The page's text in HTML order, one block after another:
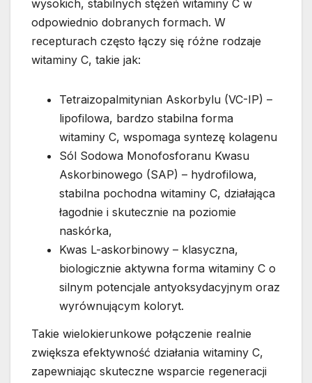
wysokich, stabilnych stężeń witaminy C w
odpowiednio dobranych formach. W
recepturach często łączy się różne rodzaje
witaminy C, takie jak:
Tetraizopalmitynian Askorbylu (VC-IP) –
lipofilowa, bardzo stabilna forma
witaminy C, wspomaga syntezę kolagenu
Sól Sodowa Monofosforanu Kwasu
Askorbinowego (SAP) – hydrofilowa,
stabilna pochodna witaminy C, działająca
łagodnie i skutecznie na poziomie
naskórka,
Kwas L-askorbinowy – klasyczna,
biologicznie aktywna forma witaminy C o
silnym potencjale antyoksydacyjnym oraz
wyrównującym koloryt.
Takie wielokierunkowe połączenie realnie
zwiększa efektywność działania witaminy C,
zapewniając skuteczne wsparcie regeneracji